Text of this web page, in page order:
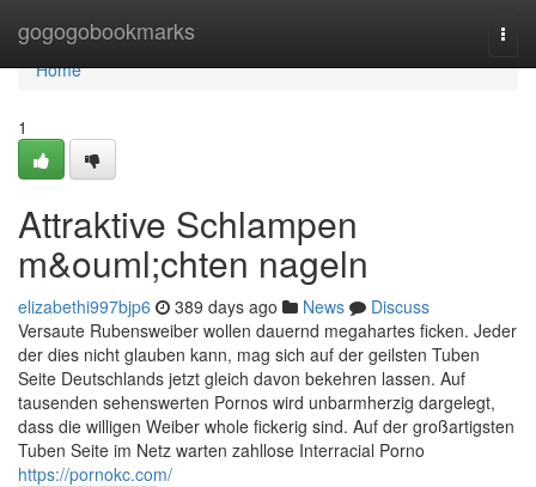
gogogobookmarks
Home
Home
1
Attraktive Schlampen
m&ouml;chten nageln
elizabethi997bjp6 389 days ago News
Discuss
Versaute Rubensweiber wollen dauernd megahartes ficken. Jeder
der dies nicht glauben kann, mag sich auf der geilsten Tuben
Seite Deutschlands jetzt gleich davon bekehren lassen. Auf
tausenden sehenswerten Pornos wird unbarmherzig dargelegt,
dass die willigen Weiber whole fickerig sind. Auf der großartigsten
Tuben Seite im Netz warten zahllose Interracial Porno
https://pornokc.com/